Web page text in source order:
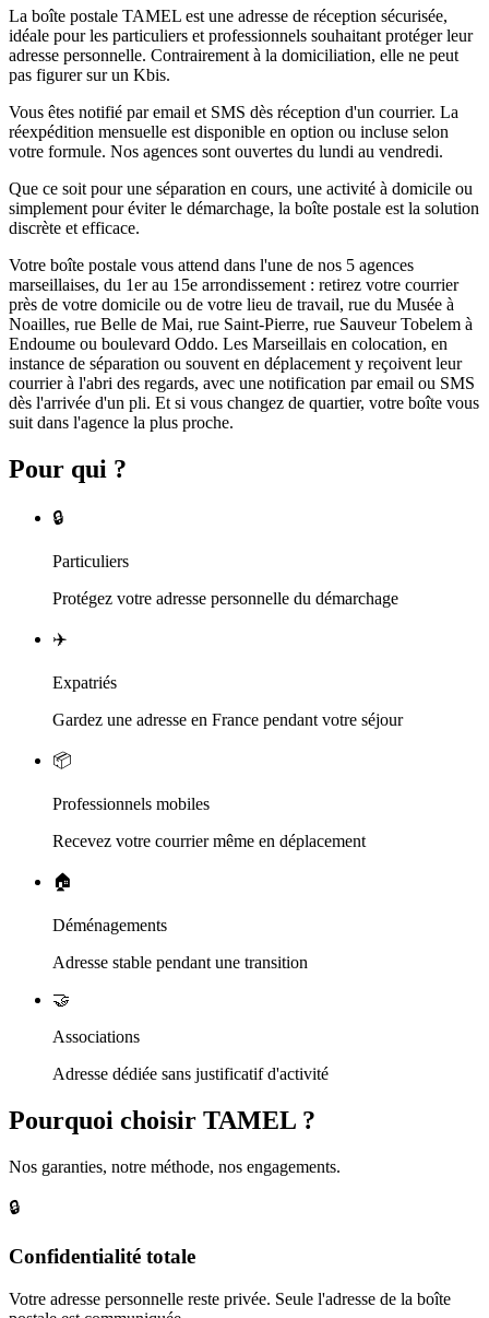
La boîte postale TAMEL est une adresse de réception sécurisée,
idéale pour les particuliers et professionnels souhaitant protéger leur
adresse personnelle. Contrairement à la domiciliation, elle ne peut
pas figurer sur un Kbis.
Vous êtes notifié par email et SMS dès réception d'un courrier. La
réexpédition mensuelle est disponible en option ou incluse selon
votre formule. Nos agences sont ouvertes du lundi au vendredi.
Que ce soit pour une séparation en cours, une activité à domicile ou
simplement pour éviter le démarchage, la boîte postale est la solution
discrète et efficace.
Votre boîte postale vous attend dans l'une de nos 5 agences
marseillaises, du 1er au 15e arrondissement : retirez votre courrier
près de votre domicile ou de votre lieu de travail, rue du Musée à
Noailles, rue Belle de Mai, rue Saint-Pierre, rue Sauveur Tobelem à
Endoume ou boulevard Oddo. Les Marseillais en colocation, en
instance de séparation ou souvent en déplacement y reçoivent leur
courrier à l'abri des regards, avec une notification par email ou SMS
dès l'arrivée d'un pli. Et si vous changez de quartier, votre boîte vous
suit dans l'agence la plus proche.
Pour qui ?
🔒
Particuliers
Protégez votre adresse personnelle du démarchage
✈️
Expatriés
Gardez une adresse en France pendant votre séjour
📦
Professionnels mobiles
Recevez votre courrier même en déplacement
🏠
Déménagements
Adresse stable pendant une transition
🤝
Associations
Adresse dédiée sans justificatif d'activité
Pourquoi choisir TAMEL ?
Nos garanties, notre méthode, nos engagements.
🔒
Confidentialité totale
Votre adresse personnelle reste privée. Seule l'adresse de la boîte